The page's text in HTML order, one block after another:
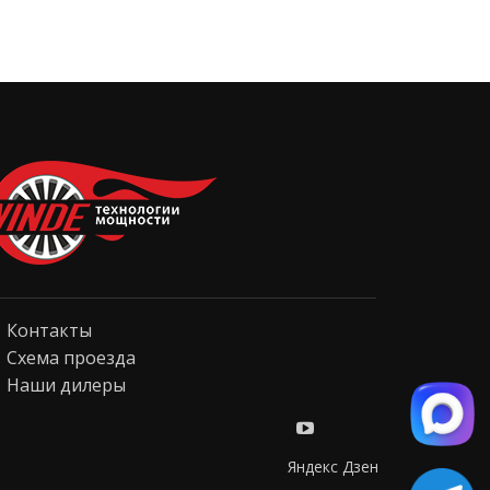
Контакты
Схема проезда
Наши дилеры
Яндекс Дзен